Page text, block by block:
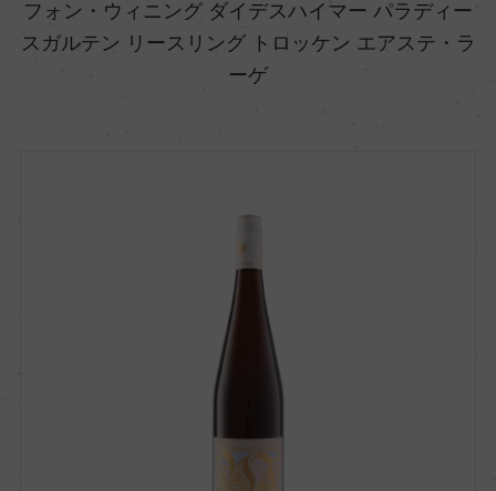
フォン・ウィニング ダイデスハイマー パラディー
スガルテン リースリング トロッケン エアステ・ラ
ーゲ